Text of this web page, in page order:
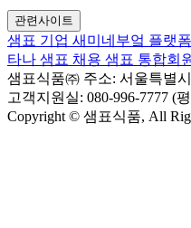
관련사이트
샘표 기업 새미네부엌 플랫폼
타나 샘표 채용 샘표 통합회
샘표식품㈜ 주소: 서울특별
고객지원실: 080-996-7777 (
Copyright © 샘표식품, All